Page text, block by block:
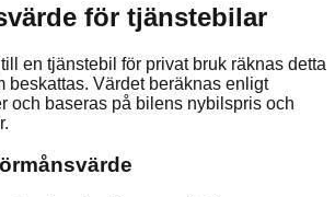
för tjänstebilar
en tjänstebil för privat bruk räknas detta
beskattas. Värdet beräknas enligt
och baseras på bilens nybilspris och